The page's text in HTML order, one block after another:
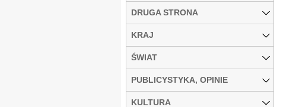
DRUGA STRONA
KRAJ
ŚWIAT
PUBLICYSTYKA, OPINIE
KULTURA